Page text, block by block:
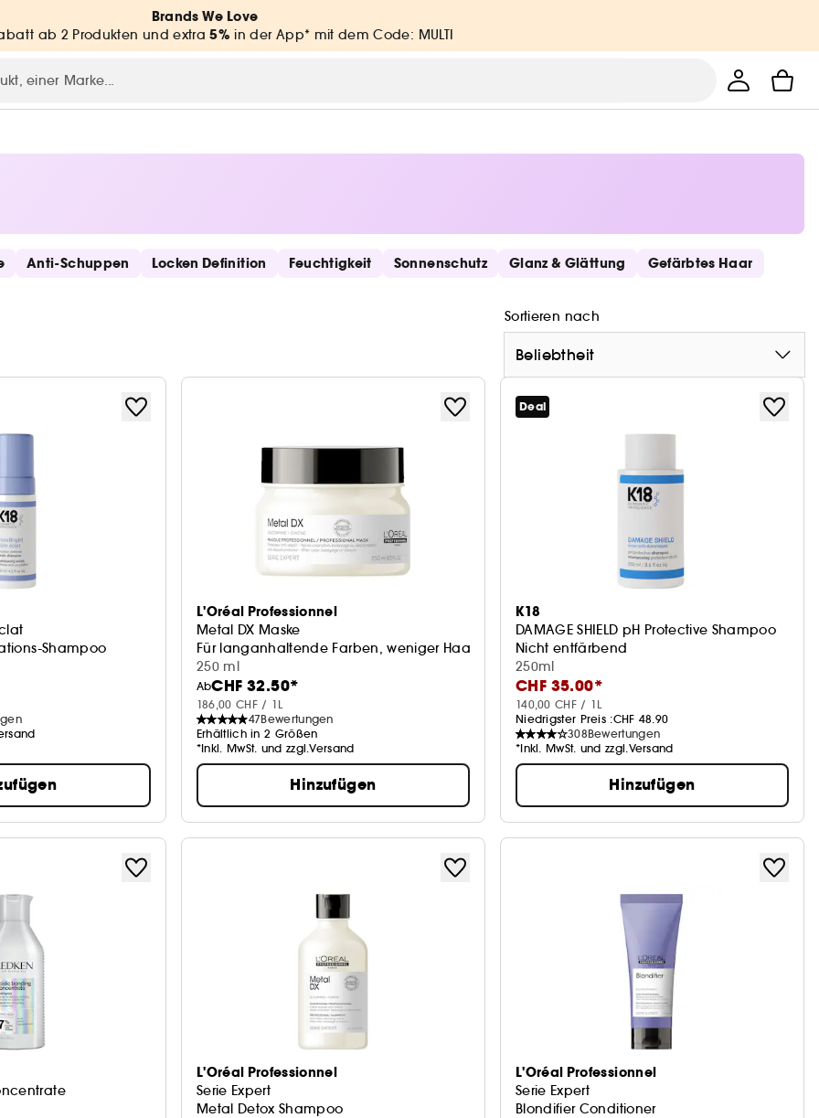
Brands We Love
ab 2 Produkten und extra5% in der App* mit dem Code: MULTI
Anti-Schuppen Locken Definition Feuchtigkeit Sonnenschutz Glanz & Glättung Gefärbtes Haar
Sortieren nach
Beliebtheit
Shampoo
L'Oréal Professionnel
Metal DX Maske
Für langanhaltende Farben, weniger Haarbruch
250 ml
AbCHF 32.50*
186,00 CHF / 1L
47Bewertungen
Erhältlich in 2 Größen
*Inkl. MwSt. und zzgl.Versand
Hinzufügen
Deal
K18
DAMAGE SHIELD pH Protective Shampoo
Nicht entfärbend
250ml
CHF 35.00*
140,00 CHF / 1L
Niedrigster Preis :CHF 48.90
308Bewertungen
*Inkl. MwSt. und zzgl.Versand
Hinzufügen
L'Oréal Professionnel
Serie Expert
Metal Detox Shampoo
L'Oréal Professionnel
Serie Expert
Blondifier Conditioner